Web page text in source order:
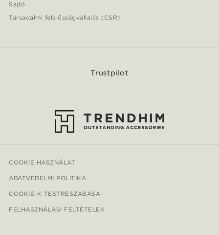
Sajtó
Társadalmi felelősségvállalás (CSR)
Trustpilot
COOKIE HASZNÁLAT
ADATVÉDELMI POLITIKA
COOKIE-K TESTRESZABÁSA
FELHASZNÁLÁSI FELTÉTELEK